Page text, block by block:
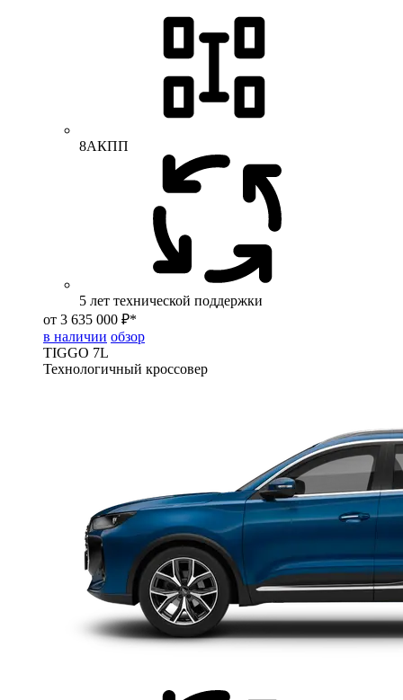
8АКПП
5 лет технической поддержки
от 3 635 000 ₽*
в наличии обзор
TIGGO 7L
Технологичный кроссовер